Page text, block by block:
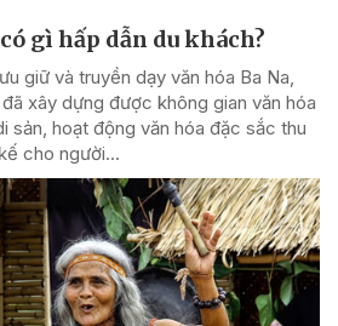
gì hấp dẫn du khách?
giữ và truyền dạy văn hóa Ba Na,
xây dựng được không gian văn hóa
sản, hoạt động văn hóa đặc sắc thu
cho người...